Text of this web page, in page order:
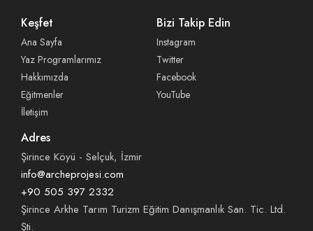
Keşfet
Ana Sayfa
Yaz Programlarımız
Hakkımızda
Eğitmenler
İletişim
Bizi Takip Edin
Instagram
Twitter
Facebook
YouTube
Adres
Şirince Köyü - Selçuk, İzmir
info@archeprojesi.com
+90 505 397 2332
Şirince Arkhe Tarım Turizm Eğitim Danışmanlık San. Tic. Ltd.
Şti.